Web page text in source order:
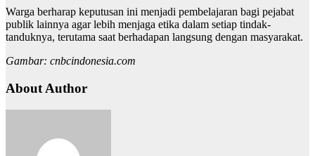
Warga berharap keputusan ini menjadi pembelajaran bagi pejabat
publik lainnya agar lebih menjaga etika dalam setiap tindak-
tanduknya, terutama saat berhadapan langsung dengan masyarakat.
Gambar: cnbcindonesia.com
About Author